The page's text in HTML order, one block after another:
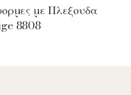
με Πλεξουδα
8808